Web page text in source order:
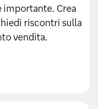
importante. Crea
riscontri sulla
vendita.